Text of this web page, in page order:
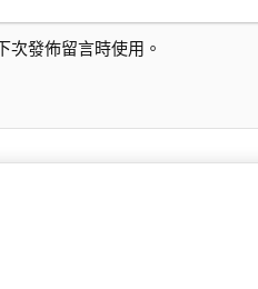
次發佈留言時使用。